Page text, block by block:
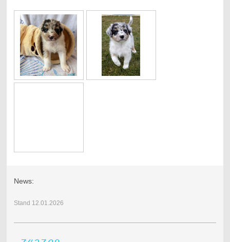
News:
Stand 12.01.2026